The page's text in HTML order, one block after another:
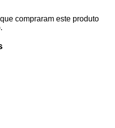
compraram este produto